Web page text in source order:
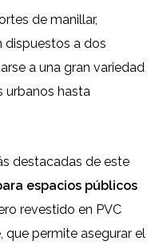
de manillar,
dispuestos a dos
a una gran variedad
urbanos hasta
destacadas de este
espacios públicos
revestido en PVC
que permite asegurar el